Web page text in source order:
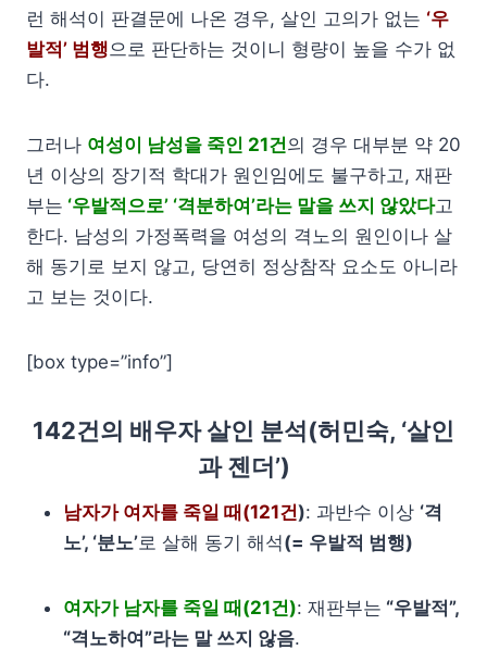
런 해석이 판결문에 나온 경우, 살인 고의가 없는 ‘우
발적’ 범행으로 판단하는 것이니 형량이 높을 수가 없
다.
그러나 여성이 남성을 죽인 21건의 경우 대부분 약 20
년 이상의 장기적 학대가 원인임에도 불구하고, 재판
부는 ‘우발적으로’ ‘격분하여’라는 말을 쓰지 않았다고
한다. 남성의 가정폭력을 여성의 격노의 원인이나 살
해 동기로 보지 않고, 당연히 정상참작 요소도 아니라
고 보는 것이다.
[box type=”info”]
142건의 배우자 살인 분석(허민숙, ‘살인
과 젠더’)
남자가 여자를 죽일 때(121건): 과반수 이상 ‘격
노’, ‘분노’로 살해 동기 해석(= 우발적 범행)
여자가 남자를 죽일 때(21건): 재판부는 “우발적”,
“격노하여”라는 말 쓰지 않음.